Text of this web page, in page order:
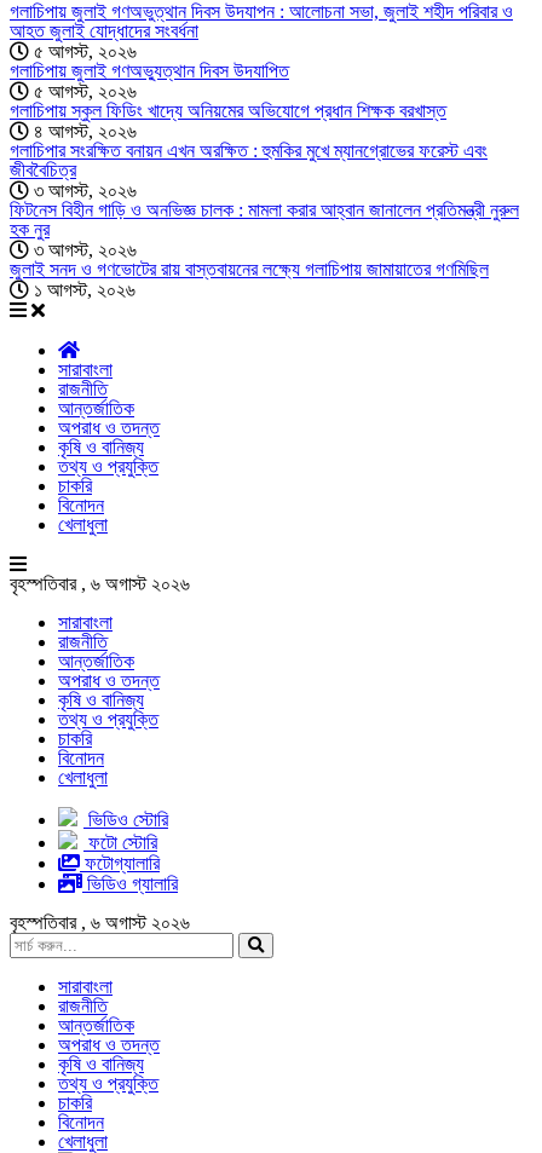
গলাচিপায় জুলাই গণঅভুত্থান দিবস উদযাপন : আলোচনা সভা, জুলাই শহীদ পরিবার ও
আহত জুলাই যোদ্ধাদের সংবর্ধনা
৫ আগস্ট, ২০২৬
গলাচিপায় জুলাই গণঅভ্যুত্থান দিবস উদযাপিত
৫ আগস্ট, ২০২৬
গলাচিপায় স্কুল ফিডিং খাদ্যে অনিয়মের অভিযোগে প্রধান শিক্ষক বরখাস্ত
৪ আগস্ট, ২০২৬
গলাচিপার সংরক্ষিত বনায়ন এখন অরক্ষিত : হুমকির মুখে ম্যানগ্রোভের ফরেস্ট এবং
জীববৈচিত্র
৩ আগস্ট, ২০২৬
ফিটনেস বিহীন গাড়ি ও অনভিজ্ঞ চালক : মামলা করার আহ্বান জানালেন প্রতিমন্ত্রী নুরুল
হক নুর
৩ আগস্ট, ২০২৬
জুলাই সনদ ও গণভোটের রায় বাস্তবায়নের লক্ষ্যে গলাচিপায় জামায়াতের গণমিছিল
১ আগস্ট, ২০২৬
সারাবাংলা
রাজনীতি
আন্তর্জাতিক
অপরাধ ও তদন্ত
কৃষি ও বানিজ্য
তথ্য ও প্রযুক্তি
চাকরি
বিনোদন
খেলাধুলা
বৃহস্পতিবার , ৬ অগাস্ট ২০২৬
সারাবাংলা
রাজনীতি
আন্তর্জাতিক
অপরাধ ও তদন্ত
কৃষি ও বানিজ্য
তথ্য ও প্রযুক্তি
চাকরি
বিনোদন
খেলাধুলা
ভিডিও স্টোরি
ফটো স্টোরি
ফটোগ্যালারি
ভিডিও গ্যালারি
বৃহস্পতিবার , ৬ অগাস্ট ২০২৬
সারাবাংলা
রাজনীতি
আন্তর্জাতিক
অপরাধ ও তদন্ত
কৃষি ও বানিজ্য
তথ্য ও প্রযুক্তি
চাকরি
বিনোদন
খেলাধুলা